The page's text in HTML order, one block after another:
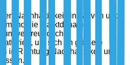
Nachhaltigkeitsinitiativen und
die Marktdynamik.
umweltfreundliche
um sich an größere
in Richtung Nachhaltigkeit und